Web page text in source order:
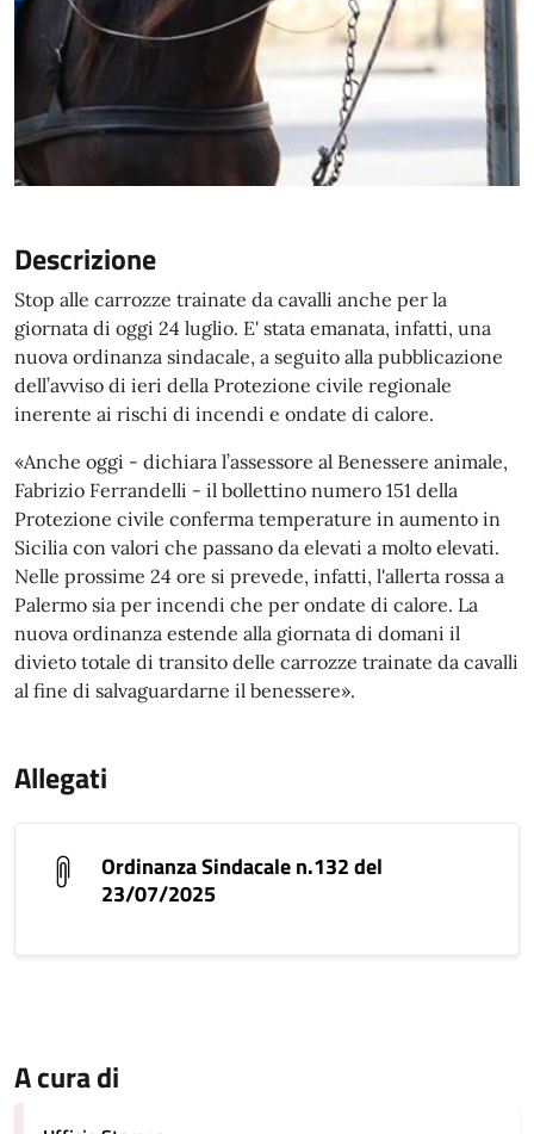
Descrizione
Stop alle carrozze trainate da cavalli anche per la
giornata di oggi 24 luglio. E' stata emanata, infatti, una
nuova ordinanza sindacale, a seguito alla pubblicazione
dell’avviso di ieri della Protezione civile regionale
inerente ai rischi di incendi e ondate di calore.
«Anche oggi - dichiara l’assessore al Benessere animale,
Fabrizio Ferrandelli - il bollettino numero 151 della
Protezione civile conferma temperature in aumento in
Sicilia con valori che passano da elevati a molto elevati.
Nelle prossime 24 ore si prevede, infatti, l'allerta rossa a
Palermo sia per incendi che per ondate di calore. La
nuova ordinanza estende alla giornata di domani il
divieto totale di transito delle carrozze trainate da cavalli
al fine di salvaguardarne il benessere».
Allegati
Ordinanza Sindacale n.132 del
23/07/2025
A cura di